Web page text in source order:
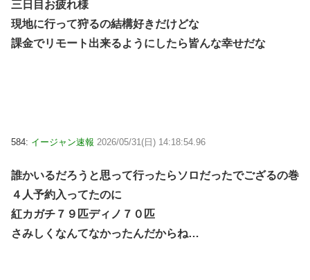
三日目お疲れ様
現地に行って狩るの結構好きだけどな
課金でリモート出来るようにしたら皆んな幸せだな
584: イージャン速報 2026/05/31(日) 14:18:54.96
誰かいるだろうと思って行ったらソロだったでござるの巻
４人予約入ってたのに
紅カガチ７９匹ディノ７０匹
さみしくなんてなかったんだからね…